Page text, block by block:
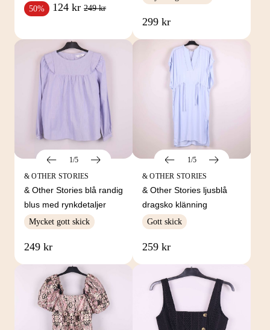
50% 124 kr 249 kr
299 kr
1/5
& OTHER STORIES
& Other Stories blå randig
blus med rynkdetaljer
Mycket gott skick
249 kr
1/5
& OTHER STORIES
& Other Stories ljusblå
dragsko klänning
Gott skick
259 kr